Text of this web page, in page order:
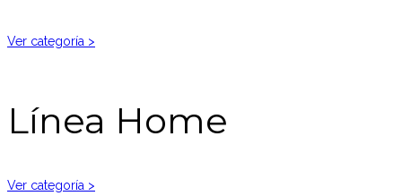
Ver categoría >
Línea Home
Ver categoría >